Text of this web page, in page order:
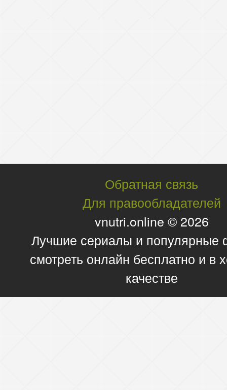
Обратная связь
Для правообладателей
vnutri.online © 2026
Лучшие сериалы и
смотреть онлайн бесплатно и в
качестве